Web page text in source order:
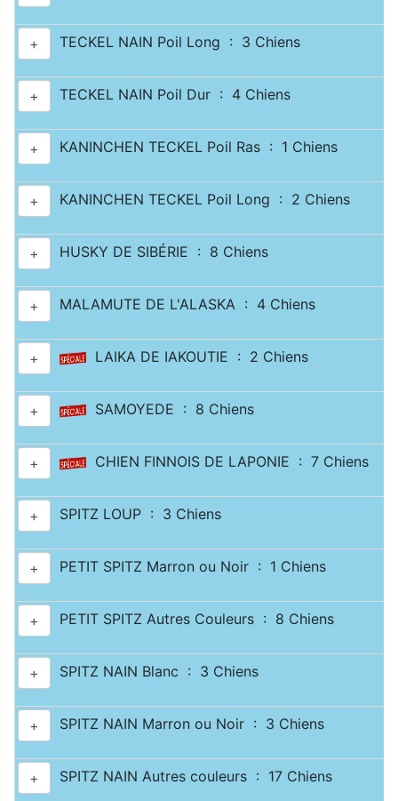
+ TECKEL NAIN Poil Long : 3 Chiens
+ TECKEL NAIN Poil Dur : 4 Chiens
+ KANINCHEN TECKEL Poil Ras : 1 Chiens
+ KANINCHEN TECKEL Poil Long : 2 Chiens
+ HUSKY DE SIBÉRIE : 8 Chiens
+ MALAMUTE DE L'ALASKA : 4 Chiens
+ LAIKA DE IAKOUTIE : 2 Chiens
+ SAMOYEDE : 8 Chiens
+ CHIEN FINNOIS DE LAPONIE : 7 Chiens
+ SPITZ LOUP : 3 Chiens
+ PETIT SPITZ Marron ou Noir : 1 Chiens
+ PETIT SPITZ Autres Couleurs : 8 Chiens
+ SPITZ NAIN Blanc : 3 Chiens
+ SPITZ NAIN Marron ou Noir : 3 Chiens
+ SPITZ NAIN Autres couleurs : 17 Chiens